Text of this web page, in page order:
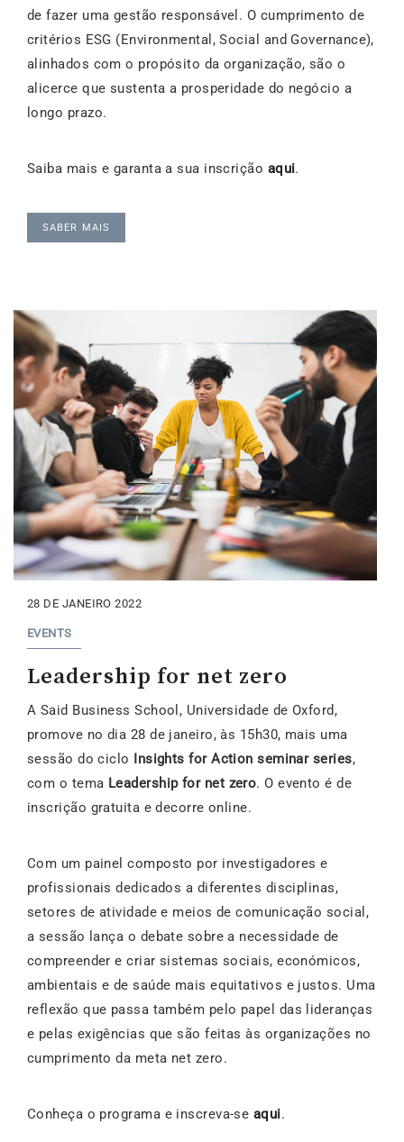
de fazer uma gestão responsável. O cumprimento de
critérios ESG (Environmental, Social and Governance),
alinhados com o propósito da organização, são o
alicerce que sustenta a prosperidade do negócio a
longo prazo.
Saiba mais e garanta a sua inscrição aqui.
SABER MAIS
28 DE JANEIRO 2022
EVENTS
Leadership for net zero
A Said Business School, Universidade de Oxford,
promove no dia 28 de janeiro, às 15h30, mais uma
sessão do ciclo Insights for Action seminar series,
com o tema Leadership for net zero. O evento é de
inscrição gratuita e decorre online.
Com um painel composto por investigadores e
profissionais dedicados a diferentes disciplinas,
setores de atividade e meios de comunicação social,
a sessão lança o debate sobre a necessidade de
compreender e criar sistemas sociais, económicos,
ambientais e de saúde mais equitativos e justos. Uma
reflexão que passa também pelo papel das lideranças
e pelas exigências que são feitas às organizações no
cumprimento da meta net zero.
Conheça o programa e inscreva-se aqui.